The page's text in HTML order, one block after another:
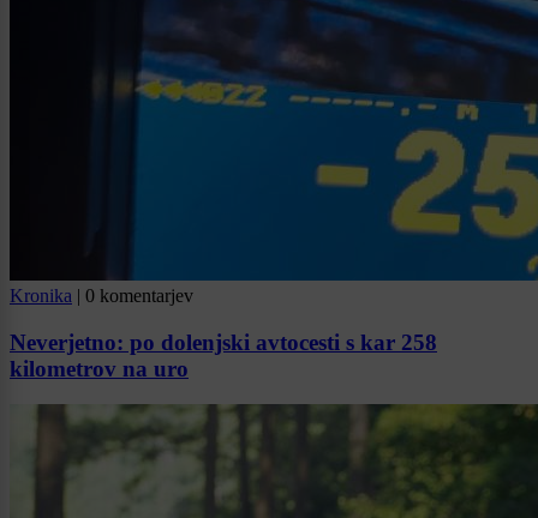
Kronika | 0 komentarjev
Neverjetno: po dolenjski avtocesti s kar 258
kilometrov na uro